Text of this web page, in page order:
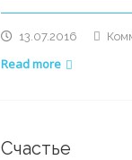
13.07.2016
Read more
Счастье